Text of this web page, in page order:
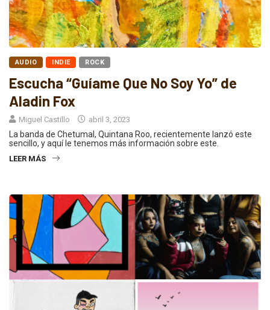
AUDIO INDIE ROCK
Escucha “Guíame Que No Soy Yo” de
Aladin Fox
Miguel Castillo abril 3, 2023
La banda de Chetumal, Quintana Roo, recientemente lanzó este
sencillo, y aquí le tenemos más información sobre este.
LEER MÁS